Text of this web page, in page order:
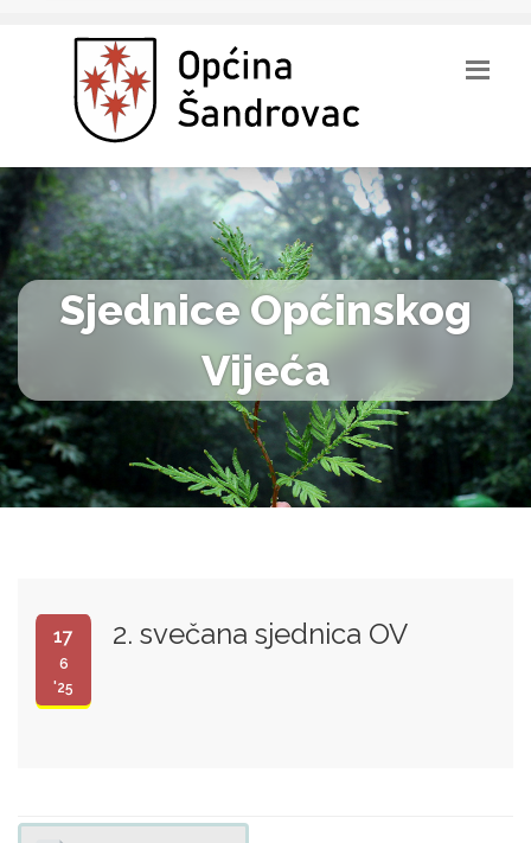
Sjednice Općinskog
Vijeća
17
6
'25
2. svečana sjednica OV